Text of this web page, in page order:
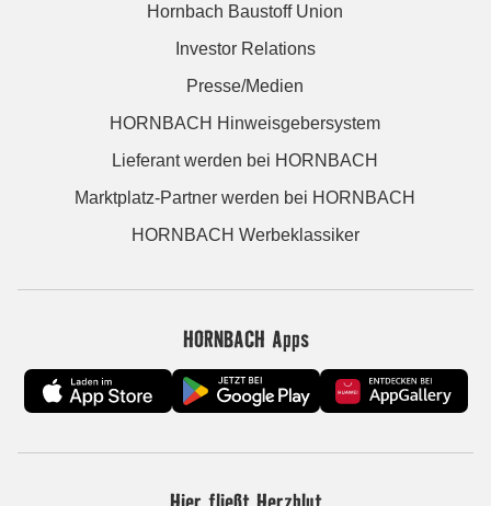
Hornbach Baustoff Union
Investor Relations
Presse/Medien
HORNBACH Hinweisgebersystem
Lieferant werden bei HORNBACH
Marktplatz-Partner werden bei HORNBACH
HORNBACH Werbeklassiker
HORNBACH Apps